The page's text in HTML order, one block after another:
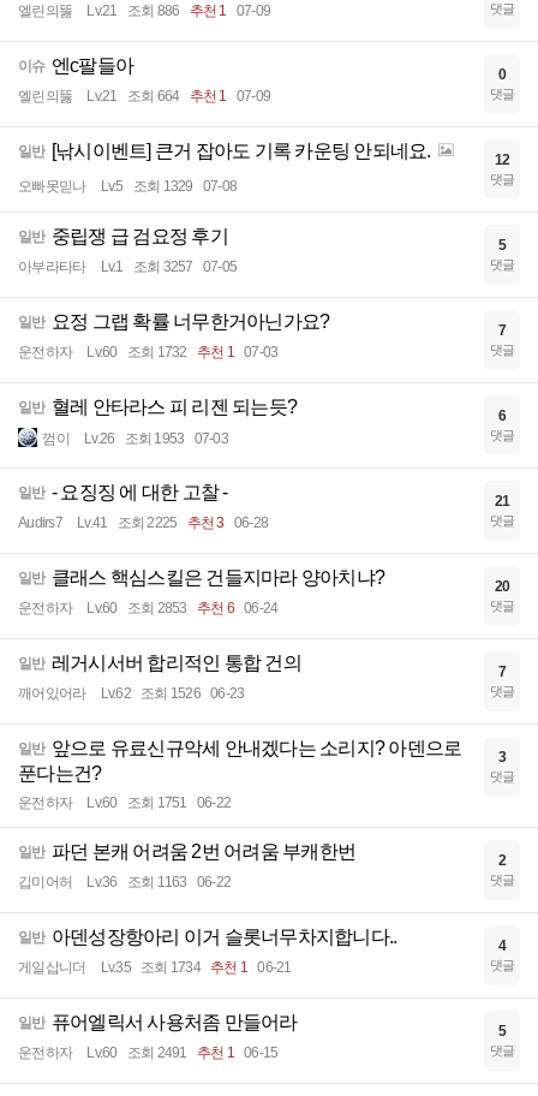
엘린의뚫 Lv.21 조회 886 추천 1 07-09 댓글
이슈 엔c팔들아
엘린의뚫 Lv.21 조회 664 추천 1 07-09
0
댓글
일반 [낚시이벤트] 큰거 잡아도 기록 카운팅 안되네요.
오빠못믿나 Lv.5 조회 1329 07-08
12
댓글
일반 중립쟁 급 검요정 후기
아부라타타 Lv.1 조회 3257 07-05
5
댓글
일반 요정 그랩 확률 너무한거아닌가요?
운전하자 Lv.60 조회 1732 추천 1 07-03
7
댓글
일반 혈레 안타라스 피 리젠 되는듯?
껌이 Lv.26 조회 1953 07-03
6
댓글
일반 - 요징징 에 대한 고찰 -
Audirs7 Lv.41 조회 2225 추천 3 06-28
21
댓글
일반 클래스 핵심스킬은 건들지마라 양아치냐?
운전하자 Lv.60 조회 2853 추천 6 06-24
20
댓글
일반 레거시서버 합리적인 통합 건의
깨어있어라 Lv.62 조회 1526 06-23
7
댓글
일반 앞으로 유료신규악세 안내겠다는 소리지? 아덴으로
푼다는건?
운전하자 Lv.60 조회 1751 06-22
3
댓글
일반 파던 본캐 어려움 2번 어려움 부캐한번
깁미어허 Lv.36 조회 1163 06-22
2
댓글
일반 아덴성장항아리 이거 슬롯너무차지합니다..
게일삽니더 Lv.35 조회 1734 추천 1 06-21
4
댓글
일반 퓨어엘릭서 사용처좀 만들어라
운전하자 Lv.60 조회 2491 추천 1 06-15
5
댓글